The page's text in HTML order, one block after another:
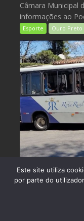
Câmara Municipal
informações ao
Esporte Ouro Preto
ago 4, 2026
Prefeitura e
manutenção
Este site utiliza
por parte do